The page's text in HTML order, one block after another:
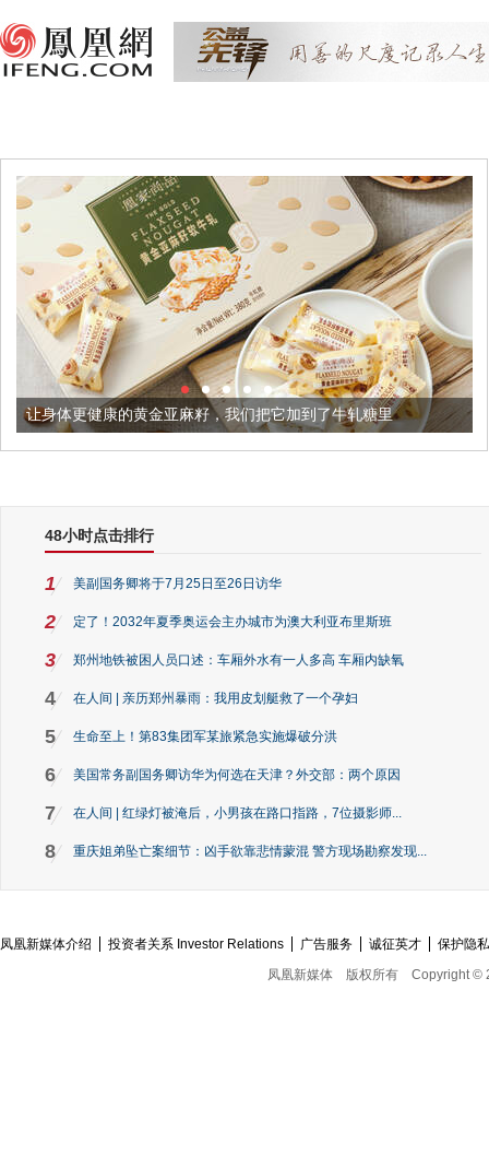
让身体更健康的黄金亚麻籽，我们把它加到了牛轧糖里
48小时点击排行
1 美副国务卿将于7月25日至26日访华
2 定了！2032年夏季奥运会主办城市为澳大利亚布里斯班
3 郑州地铁被困人员口述：车厢外水有一人多高 车厢内缺氧
4 在人间 | 亲历郑州暴雨：我用皮划艇救了一个孕妇
5 生命至上！第83集团军某旅紧急实施爆破分洪
6 美国常务副国务卿访华为何选在天津？外交部：两个原因
7 在人间 | 红绿灯被淹后，小男孩在路口指路，7位摄影师...
8 重庆姐弟坠亡案细节：凶手欲靠悲情蒙混 警方现场勘察发现...
凤凰新媒体介绍 投资者关系 Investor Relations 广告服务 诚征英才
保护隐
凤凰新媒体
版权所有 Copyright ©